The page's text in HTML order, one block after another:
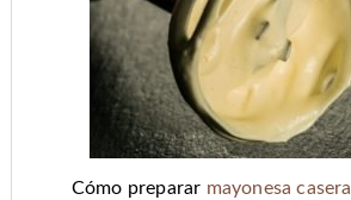
Cómo preparar mayonesa casera